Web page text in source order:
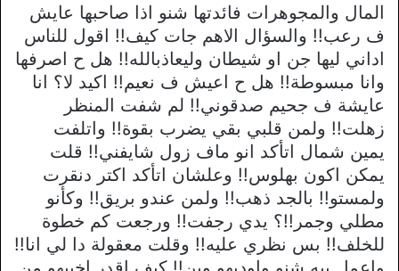
المال والمجوهرات فائدتها شنو اذا صاحبها عايش
ف رعب!! والسؤال الاهم جات كيف!! اقول للناس
اداني ليها جن او شيطان وليعاذبالله!! هل ح اصرفها
وانا مبسوطة!! هل ح اعيش ف نعيم!! اكيد لا؟ انا
عايشة ف جحيم صدقوني!! لم شفت المنظر
زهلت!! ولمن قلبي بقي يضرب بقوة!! واتلفت
يمين شمال اتأكد انو ماف زول شايفني!! قلت
يمكن اكون بهلوس!! وعلشان اتأكد اكتر دنقرت
ولمستو!! بالجد ذهب!! ولمن عندو بريق!! وكأنو
مطلي وجمر!!؟ يدي رجفت!! ورجعت كم خطوة
للخلف!! بس نظري عليه!! وقلت معقولة دا لي انا!!